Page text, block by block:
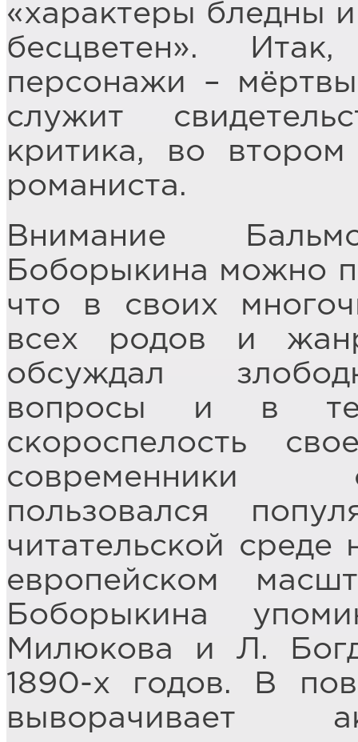
«характеры бледны
бесцветен».
персонажи –
служит
критика, во втором
романиста.
Внимание
Боборыкина можно
что в своих
всех родов и
обсуждал
вопросы и в
скороспелость
современники
пользовался
читательской
европейском
Боборыкина
Милюкова и Л.
1890-х годов. В
выворачивает